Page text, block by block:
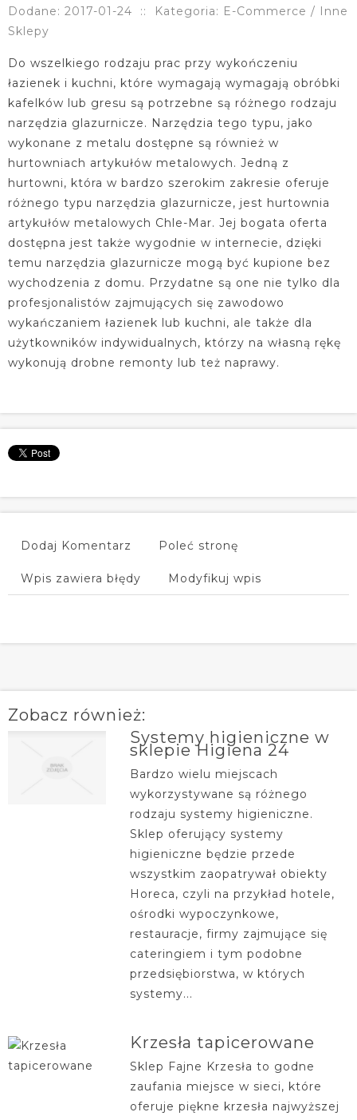
Dodane: 2017-01-24 ::
Kategoria: E-Commerce / Inne
Sklepy
Do wszelkiego rodzaju prac przy wykończeniu
łazienek i kuchni, które wymagają wymagają obróbki
kafelków lub gresu są potrzebne są różnego rodzaju
narzędzia glazurnicze. Narzędzia tego typu, jako
wykonane z metalu dostępne są również w
hurtowniach artykułów metalowych. Jedną z
hurtowni, która w bardzo szerokim zakresie oferuje
różnego typu narzędzia glazurnicze, jest hurtownia
artykułów metalowych Chle-Mar. Jej bogata oferta
dostępna jest także wygodnie w internecie, dzięki
temu narzędzia glazurnicze mogą być kupione bez
wychodzenia z domu. Przydatne są one nie tylko dla
profesjonalistów zajmujących się zawodowo
wykańczaniem łazienek lub kuchni, ale także dla
użytkowników indywidualnych, którzy na własną rękę
wykonują drobne remonty lub też naprawy.
Dodaj Komentarz Poleć stronę
Wpis zawiera błędy Modyfikuj wpis
Zobacz również:
Systemy higieniczne w
sklepie Higiena 24
Bardzo wielu miejscach
wykorzystywane są różnego
rodzaju systemy higieniczne.
Sklep oferujący systemy
higieniczne będzie przede
wszystkim zaopatrywał obiekty
Horeca, czyli na przykład hotele,
ośrodki wypoczynkowe,
restauracje, firmy zajmujące się
cateringiem i tym podobne
przedsiębiorstwa, w których
systemy...
Krzesła tapicerowane
Sklep Fajne Krzesła to godne
zaufania miejsce w sieci, które
oferuje piękne krzesła najwyższej